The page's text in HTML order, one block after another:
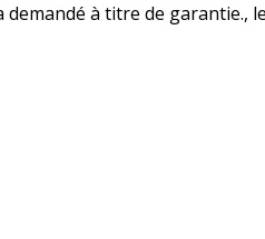
à titre de garantie.,